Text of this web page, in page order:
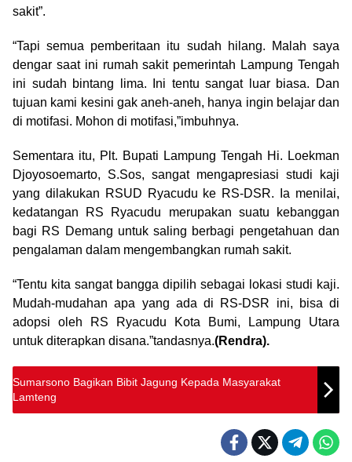
sakit”.
“Tapi semua pemberitaan itu sudah hilang. Malah saya
dengar saat ini rumah sakit pemerintah Lampung Tengah
ini sudah bintang lima. Ini tentu sangat luar biasa. Dan
tujuan kami kesini gak aneh-aneh, hanya ingin belajar dan
di motifasi. Mohon di motifasi,”imbuhnya.
Sementara itu, Plt. Bupati Lampung Tengah Hi. Loekman
Djoyosoemarto, S.Sos, sangat mengapresiasi studi kaji
yang dilakukan RSUD Ryacudu ke RS-DSR. Ia menilai,
kedatangan RS Ryacudu merupakan suatu kebanggan
bagi RS Demang untuk saling berbagi pengetahuan dan
pengalaman dalam mengembangkan rumah sakit.
“Tentu kita sangat bangga dipilih sebagai lokasi studi kaji.
Mudah-mudahan apa yang ada di RS-DSR ini, bisa di
adopsi oleh RS Ryacudu Kota Bumi, Lampung Utara
untuk diterapkan disana.”tandasnya.(Rendra).
Sumarsono Bagikan Bibit Jagung Kepada Masyarakat
Lamteng